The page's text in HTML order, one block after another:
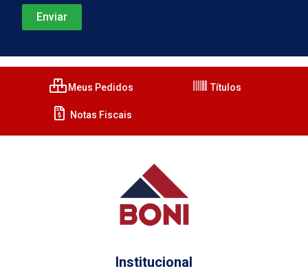
Meus Pedidos Títulos
Notas Fiscais
Institucional